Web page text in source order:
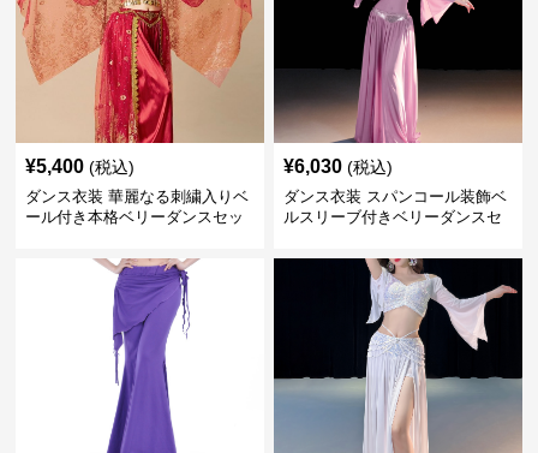
¥5,400 (税込)
ダンス衣装 華麗なる刺繍入りベ
ール付き本格ベリーダンスセッ
¥6,030 (税込)
ダンス衣装 スパンコール装飾ベ
ルスリーブ付きベリーダンスセ